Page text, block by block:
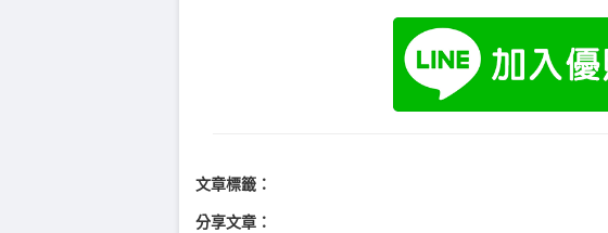
文章標籤：
分享文章：